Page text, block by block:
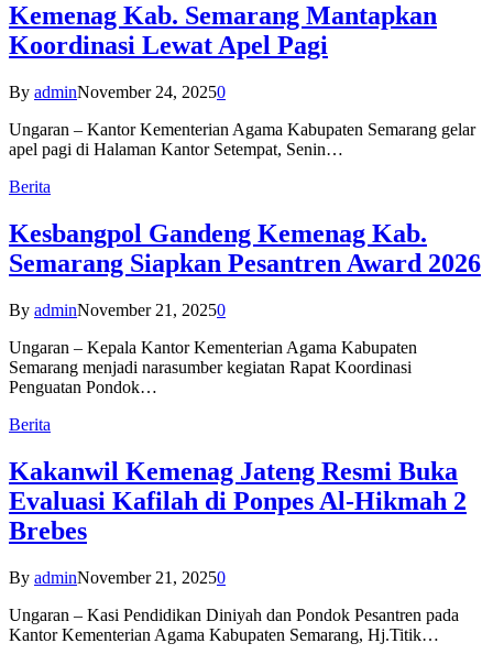
Kemenag Kab. Semarang Mantapkan
Koordinasi Lewat Apel Pagi
By adminNovember 24, 20250
Ungaran – Kantor Kementerian Agama Kabupaten Semarang gelar
apel pagi di Halaman Kantor Setempat, Senin…
Berita
Kesbangpol Gandeng Kemenag Kab.
Semarang Siapkan Pesantren Award 2026
By adminNovember 21, 20250
Ungaran – Kepala Kantor Kementerian Agama Kabupaten
Semarang menjadi narasumber kegiatan Rapat Koordinasi
Penguatan Pondok…
Berita
Kakanwil Kemenag Jateng Resmi Buka
Evaluasi Kafilah di Ponpes Al-Hikmah 2
Brebes
By adminNovember 21, 20250
Ungaran – Kasi Pendidikan Diniyah dan Pondok Pesantren pada
Kantor Kementerian Agama Kabupaten Semarang, Hj.Titik…